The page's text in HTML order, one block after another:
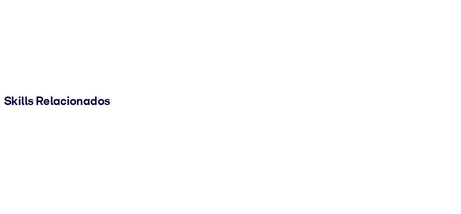
Skills Relacionados